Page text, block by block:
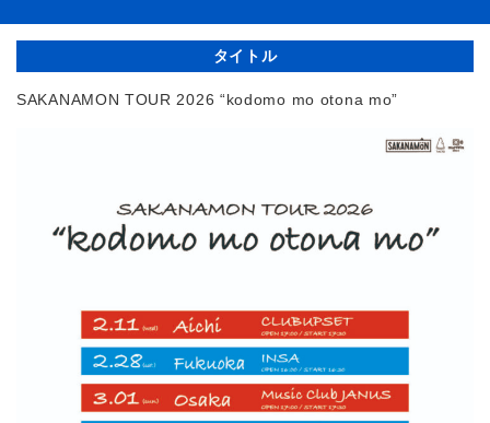
タイトル
SAKANAMON TOUR 2026 “kodomo mo otona mo”